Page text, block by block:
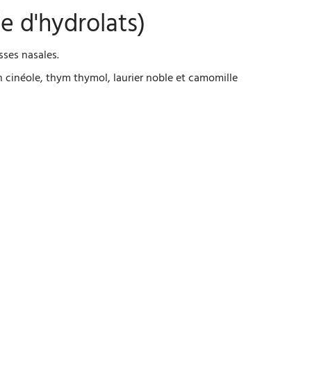
d'hydrolats)
nasales.
thym thymol, laurier noble et camomille